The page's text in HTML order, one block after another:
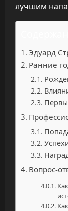
лучшим
Эдуард
Ранние
Вопрос-